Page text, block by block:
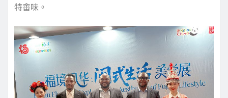
特畬味。